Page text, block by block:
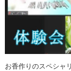
お香作りのスペシャ